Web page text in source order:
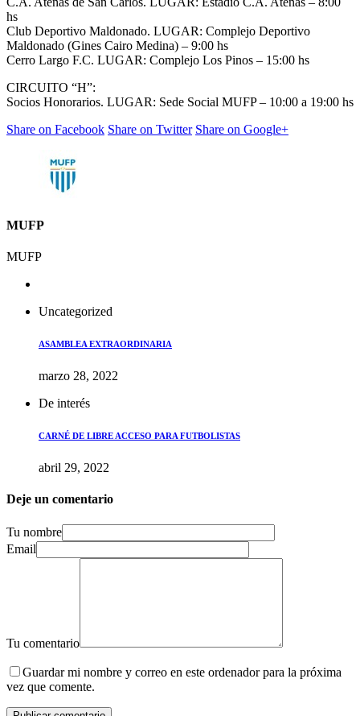
hs
Club Deportivo Maldonado. LUGAR: Complejo Deportivo
Maldonado (Gines Cairo Medina) – 9:00 hs
Cerro Largo F.C. LUGAR: Complejo Los Pinos – 15:00 hs
CIRCUITO “H”:
Socios Honorarios. LUGAR: Sede Social MUFP – 10:00 a 19:00 hs
Share on Facebook Share on Twitter Share on Google+
MUFP
MUFP
Uncategorized
ASAMBLEA EXTRAORDINARIA
marzo 28, 2022
De interés
CARNÉ DE LIBRE ACCESO PARA FUTBOLISTAS
abril 29, 2022
Deje un comentario
Tu nombre
Email
Tu comentario
Guardar mi nombre y correo en este ordenador para la próxima
vez que comente.